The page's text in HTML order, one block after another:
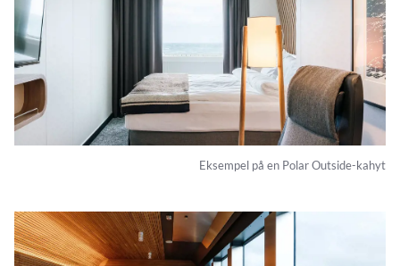
Eksempel på en Polar Outside-kahyt